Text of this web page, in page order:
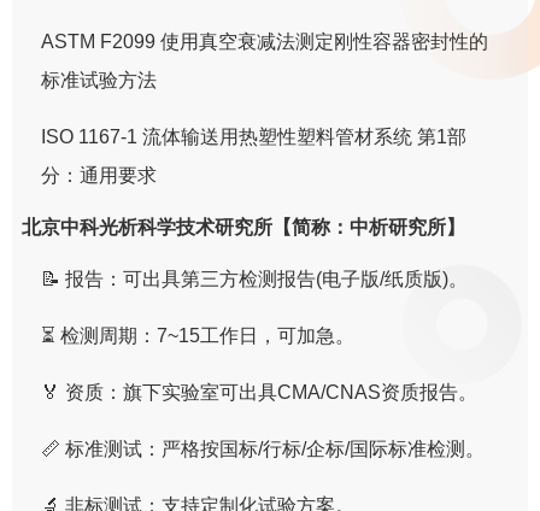
ASTM F2099 使用真空衰减法测定刚性容器密封性的
标准试验方法
ISO 1167-1 流体输送用热塑性塑料管材系统 第1部
分：通用要求
北京中科光析科学技术研究所【简称：中析研究所】
📝 报告：可出具第三方检测报告(电子版/纸质版)。
⏳ 检测周期：7~15工作日，可加急。
🏅 资质：旗下实验室可出具CMA/CNAS资质报告。
📏 标准测试：严格按国标/行标/企标/国际标准检测。
🔬 非标测试：支持定制化试验方案。